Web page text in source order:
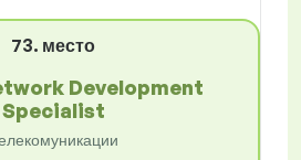
73. место
Development
Specialist